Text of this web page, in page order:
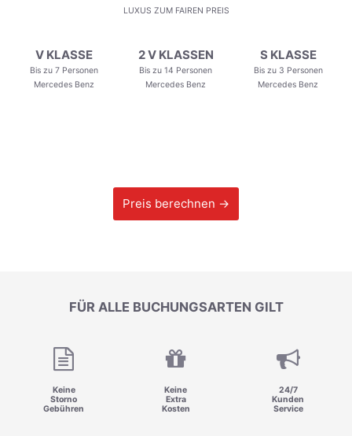
LUXUS ZUM FAIREN PREIS
V KLASSE
Bis zu 7 Personen
Mercedes Benz
2 V KLASSEN
Bis zu 14 Personen
Mercedes Benz
S KLASSE
Bis zu 3 Personen
Mercedes Benz
Preis berechnen →
FÜR ALLE BUCHUNGSARTEN GILT
Keine
Storno
Gebühren
Keine
Extra
Kosten
24/7
Kunden
Service